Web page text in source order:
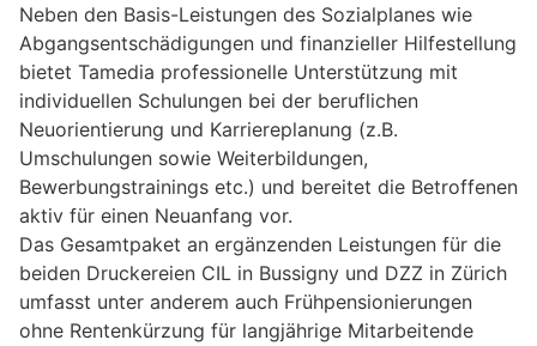
Neben den Basis-Leistungen des Sozialplanes wie
Abgangsentschädigungen und finanzieller Hilfestellung
bietet Tamedia professionelle Unterstützung mit
individuellen Schulungen bei der beruflichen
Neuorientierung und Karriereplanung (z.B.
Umschulungen sowie Weiterbildungen,
Bewerbungstrainings etc.) und bereitet die Betroffenen
aktiv für einen Neuanfang vor.
Das Gesamtpaket an ergänzenden Leistungen für die
beiden Druckereien CIL in Bussigny und DZZ in Zürich
umfasst unter anderem auch Frühpensionierungen
ohne Rentenkürzung für langjährige Mitarbeitende